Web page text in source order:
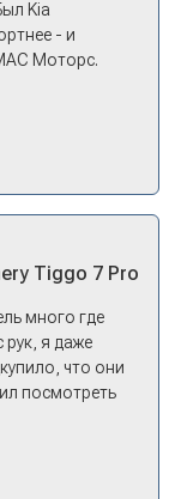
Kia
- и
Моторс.
Прям не
трейд-ин
Tiggo 7 Pro
много где
рук, я даже
что они
посмотреть
- и в тот
Все